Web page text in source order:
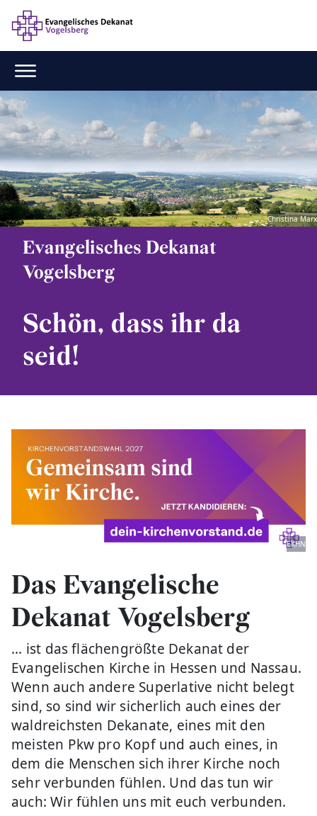
Christina Marx
Evangelisches Dekanat
Vogelsberg
Schön, dass ihr da
seid!
EKHN
Das Evangelische
Dekanat Vogelsberg
... ist das flächengrößte Dekanat der
Evangelischen Kirche in Hessen und Nassau.
Wenn auch andere Superlative nicht belegt
sind, so sind wir sicherlich auch eines der
waldreichsten Dekanate, eines mit den
meisten Pkw pro Kopf und auch eines, in
dem die Menschen sich ihrer Kirche noch
sehr verbunden fühlen. Und das tun wir
auch: Wir fühlen uns mit euch verbunden.